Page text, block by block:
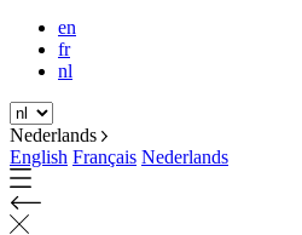
en
fr
nl
Nederlands
English Français Nederlands